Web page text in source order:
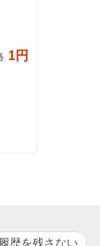
1円
履歴を残さない